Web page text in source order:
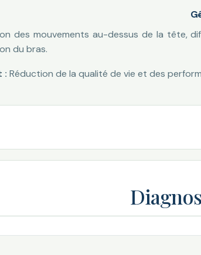
des mouvements au-dessus de la tête,
du bras.
: Réduction de la qualité de vie et des